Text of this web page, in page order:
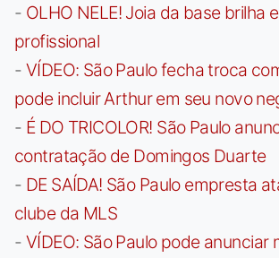
- OLHO NELE! Joia da base brilha
profissional
- VÍDEO: São Paulo fecha troca
pode incluir Arthur em seu novo
- É DO TRICOLOR! São Paulo
contratação de Domingos Duarte
- DE SAÍDA! São Paulo empresta
clube da MLS
- VÍDEO: São Paulo pode anunciar